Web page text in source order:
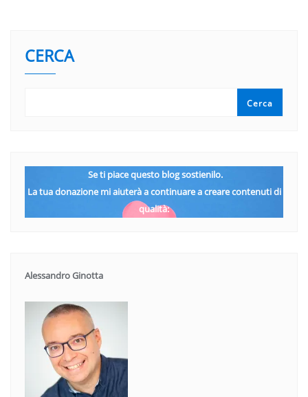
CERCA
Cerca
Se ti piace questo blog sostienilo.
La tua donazione mi aiuterà a continuare a creare contenuti di
qualità:
Alessandro Ginotta